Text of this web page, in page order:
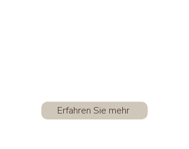
Erfahren Sie mehr